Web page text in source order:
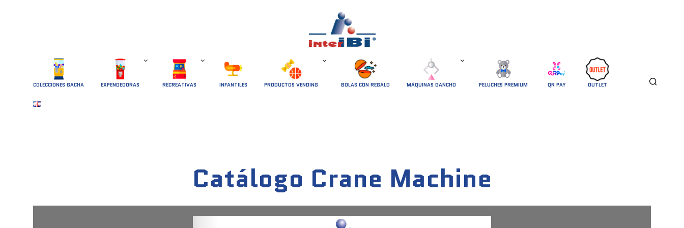
COLECCIONES GACHA EXPENDEDORAS RECREATIVAS INFANTILES PRODUCTOS VENDING BOLAS CON REGALO MÁQUINAS GANCHO PELUCHES PREMIUM QR PAY OUTLET
Catálogo Crane Machine